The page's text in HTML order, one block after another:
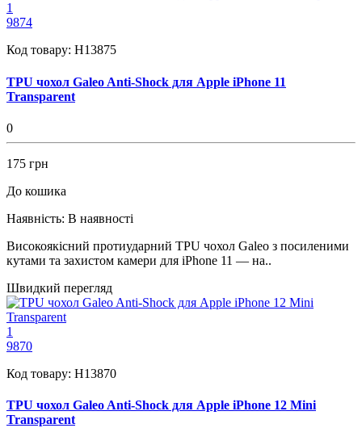
1
9874
Код товару: H13875
TPU чохол Galeo Anti-Shock для Apple iPhone 11
Transparent
0
175 грн
До кошика
Наявність: В наявності
Високоякісний протиударний TPU чохол Galeo з посиленими
кутами та захистом камери для iPhone 11 — на..
Швидкий перегляд
1
9870
Код товару: H13870
TPU чохол Galeo Anti-Shock для Apple iPhone 12 Mini
Transparent